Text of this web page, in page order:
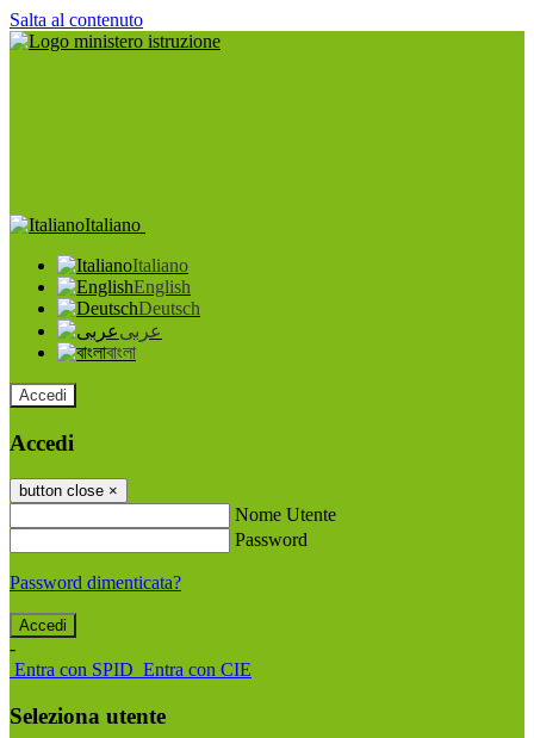
Salta al contenuto
Italiano
Italiano
English
Deutsch
عربى
বাংলা
Accedi
Accedi
button close ×
Nome Utente
Password
Password dimenticata?
-
Entra con SPID Entra con CIE
Seleziona utente